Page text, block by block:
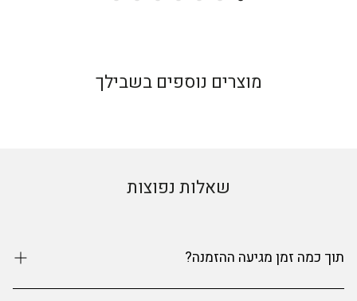
מוצרים נוספים בשבילך
שאלות נפוצות
תוך כמה זמן מגיעה ההזמנה?